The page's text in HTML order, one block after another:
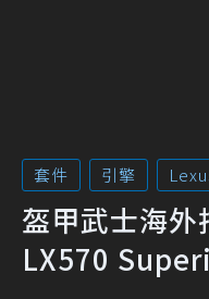
套件 引擎
盔甲武士海
LX570